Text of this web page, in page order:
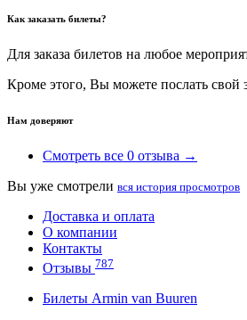
Как заказать билеты?
Для заказа билетов на любое
Кроме этого, Вы можете послать свой
Нам доверяют
Смотреть все 0 отзыва →
Вы уже смотрели вся история просмотров
Доставка и оплата
О компании
Контакты
Отзывы 787
Билеты Armin van Buuren